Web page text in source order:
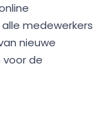
medewerkers
nieuwe
de